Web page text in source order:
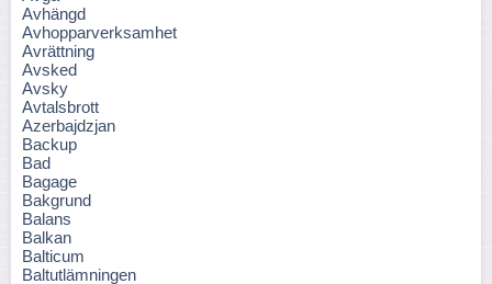
Avhängd
Avhopparverksamhet
Avrättning
Avsked
Avsky
Avtalsbrott
Azerbajdzjan
Backup
Bad
Bagage
Bakgrund
Balans
Balkan
Balticum
Baltutlämningen